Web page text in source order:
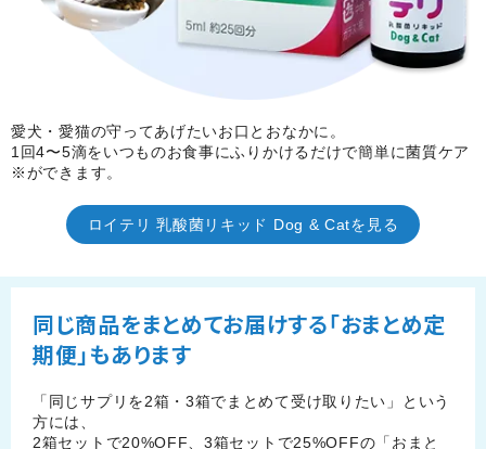
愛犬・愛猫の守ってあげたいお口とおなかに。
1回4〜5滴をいつものお食事にふりかけるだけで簡単に菌質ケア
※ができます。
ロイテリ 乳酸菌リキッド Dog & Catを見る
同じ商品をまとめてお届けする「おまとめ定
期便」もあります
「同じサプリを2箱・3箱でまとめて受け取りたい」という
方には、
2箱セットで20%OFF、3箱セットで25%OFFの「おまと